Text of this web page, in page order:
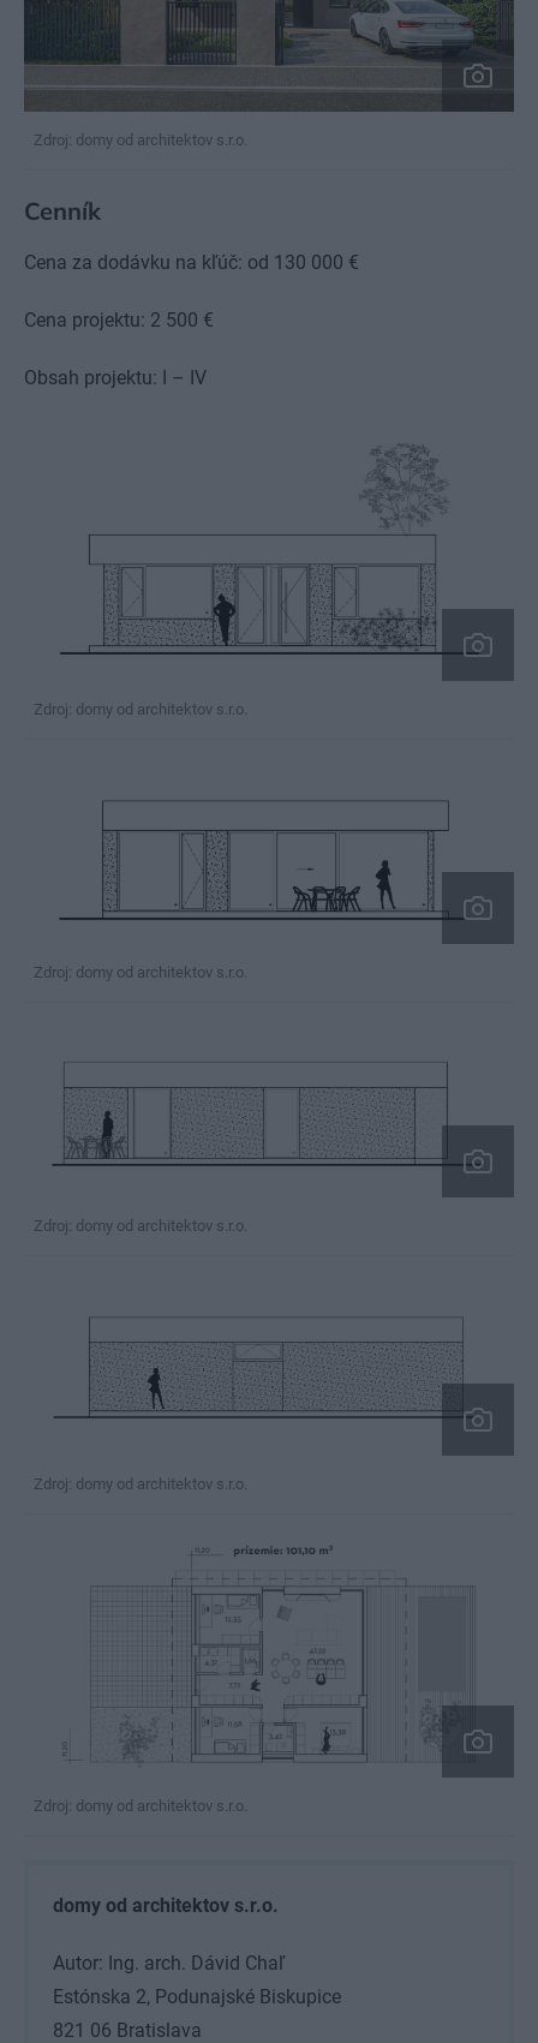
Zdroj: domy od architektov s.r.o.
Cenník
Cena za dodávku na kľúč: od 130 000 €
Cena projektu: 2 500 €
Obsah projektu: I – IV
Zdroj: domy od architektov s.r.o.
Zdroj: domy od architektov s.r.o.
Zdroj: domy od architektov s.r.o.
Zdroj: domy od architektov s.r.o.
Zdroj: domy od architektov s.r.o.
domy od architektov s.r.o.
Autor: Ing. arch. Dávid Chaľ
Estónska 2, Podunajské Biskupice
821 06 Bratislava